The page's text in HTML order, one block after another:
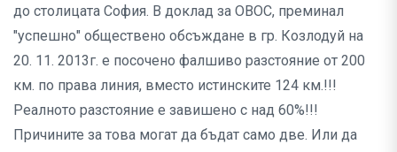
до столицата София. В доклад за ОВОС, преминал
"успешно" обществено обсъждане в гр. Козлодуй на
20. 11. 2013г. е посочено фалшиво разстояние от 200
км. по права линия, вместо истинските 124 км.!!!
Реалното разстояние е завишено с над 60%!!!
Причините за това могат да бъдат само две. Или да